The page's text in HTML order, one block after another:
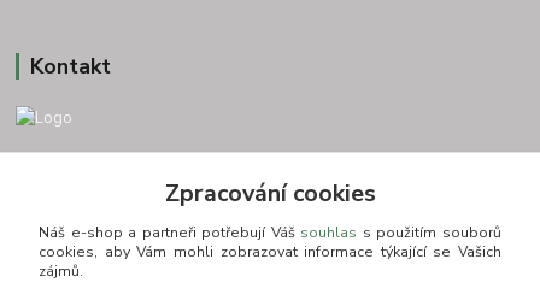
Kontakt
+420 775693830
Otevírací doba: PO-PÁ: 9:00-16:00 NUTNÁ REZERVACE
info@zkusnositko.cz
Zpracování cookies
Náš e-shop a partneři potřebují Váš souhlas s použitím souborů
cookies, aby Vám mohli zobrazovat informace týkající se Vašich
zájmů.